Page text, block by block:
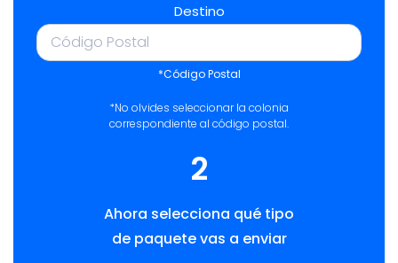
Destino
*Código Postal
*No olvides seleccionar la colonia
correspondiente al código postal.
2
Ahora selecciona qué tipo
de paquete vas a enviar